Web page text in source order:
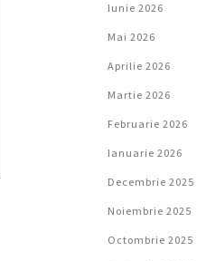
Iunie 2026
Mai 2026
Aprilie 2026
Martie 2026
Februarie 2026
Ianuarie 2026
Decembrie 2025
Noiembrie 2025
Octombrie 2025